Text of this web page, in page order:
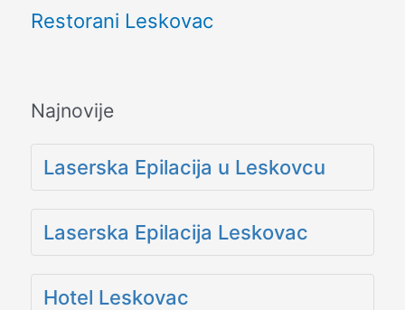
Najnovije
Laserska Epilacija u Leskovcu
Laserska Epilacija Leskovac
Hotel Leskovac